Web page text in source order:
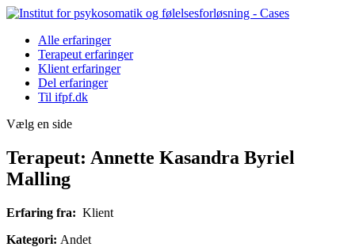
Alle erfaringer
Terapeut erfaringer
Klient erfaringer
Del erfaringer
Til ifpf.dk
Vælg en side
Terapeut: Annette Kasandra Byriel
Malling
Erfaring fra: Klient
Kategori: Andet